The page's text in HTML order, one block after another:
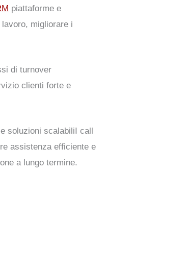
piattaforme e
migliorare i
di turnover
clienti forte e
soluzioni scalabili I call
assistenza efficiente e
a lungo termine.